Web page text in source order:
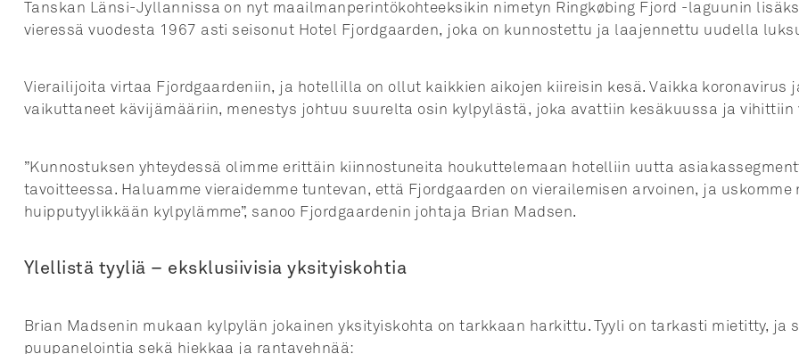
Tanskan Länsi-Jyllannissa on nyt maailmanperintökohteeksikin nimetyn Ringkøbing Fjord -laguunin
vieressä vuodesta 1967 asti seisonut Hotel Fjordgaarden, joka on kunnostettu ja laajennettu uudella
Vierailijoita virtaa Fjordgaardeniin, ja hotellilla on ollut kaikkien aikojen kiireisin kesä. Vaikka
vaikuttaneet kävijämääriin, menestys johtuu suurelta osin kylpylästä, joka avattiin kesäkuussa ja
”Kunnostuksen yhteydessä olimme erittäin kiinnostuneita houkuttelemaan hotelliin uutta
tavoitteessa. Haluamme vieraidemme tuntevan, että Fjordgaarden on vierailemisen arvoinen, ja
huipputyylikkään kylpylämme”, sanoo Fjordgaardenin johtaja Brian Madsen.
Ylellistä tyyliä – eksklusiivisia yksityiskohtia
Brian Madsenin mukaan kylpylän jokainen yksityiskohta on tarkkaan harkittu. Tyyli on tarkasti mietitty,
puupanelointia sekä hiekkaa ja rantavehnää: